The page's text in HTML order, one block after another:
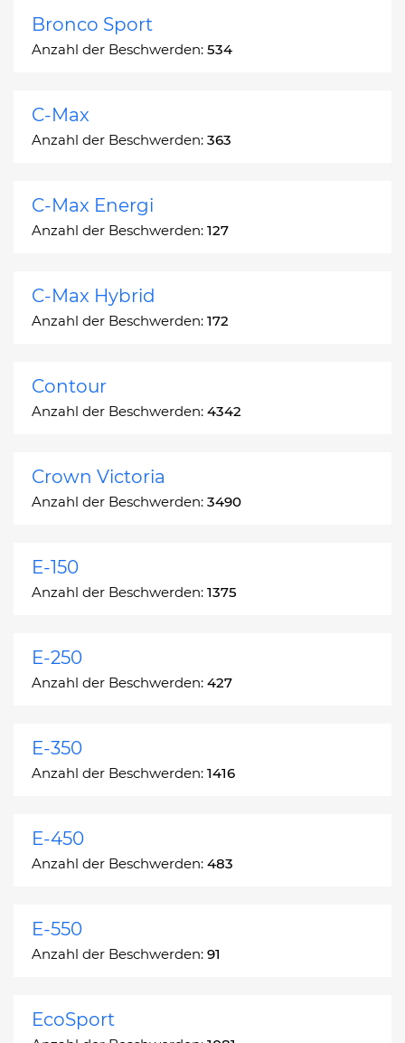
Bronco Sport
Anzahl der Beschwerden: 534
C-Max
Anzahl der Beschwerden: 363
C-Max Energi
Anzahl der Beschwerden: 127
C-Max Hybrid
Anzahl der Beschwerden: 172
Contour
Anzahl der Beschwerden: 4342
Crown Victoria
Anzahl der Beschwerden: 3490
E-150
Anzahl der Beschwerden: 1375
E-250
Anzahl der Beschwerden: 427
E-350
Anzahl der Beschwerden: 1416
E-450
Anzahl der Beschwerden: 483
E-550
Anzahl der Beschwerden: 91
EcoSport